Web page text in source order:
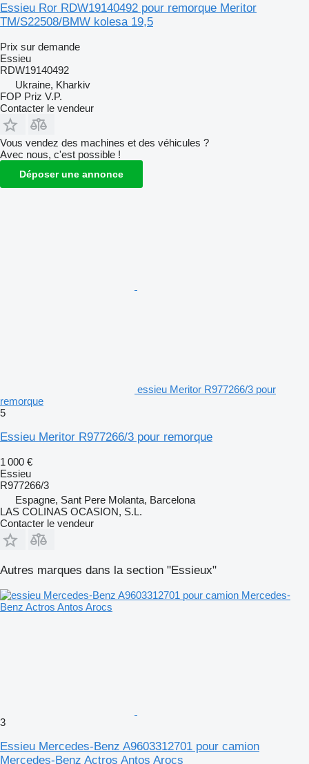
Essieu Ror RDW19140492 pour remorque Meritor
TM/S22508/BMW kolesa 19,5
Prix sur demande
Essieu
RDW19140492
Ukraine, Kharkiv
FOP Priz V.P.
Contacter le vendeur
Vous vendez des machines et des véhicules ?
Avec nous, c'est possible !
Déposer une annonce
essieu Meritor R977266/3 pour
remorque
5
Essieu Meritor R977266/3 pour remorque
1 000 €
Essieu
R977266/3
Espagne, Sant Pere Molanta, Barcelona
LAS COLINAS OCASION, S.L.
Contacter le vendeur
Autres marques dans la section "Essieux"
3
Essieu Mercedes-Benz A9603312701 pour camion
Mercedes-Benz Actros Antos Arocs